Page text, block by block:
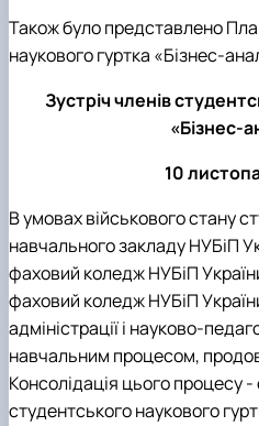
Також було представлено
наукового гуртка «Бізнес-
Зустріч членів
«Бізнес-
10
В умовах військового стану
навчального закладу НУБіП
фаховий коледж НУБіП
фаховий коледж НУБіП
адміністрації і науково-
навчальним процесом,
Консолідація цього процесу
студентського наукового